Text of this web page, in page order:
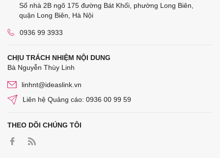
Số nhà 2B ngõ 175 đường Bát Khối, phường Long Biên,
quận Long Biên, Hà Nội
0936 99 3933
CHỊU TRÁCH NHIỆM NỘI DUNG
Bà Nguyễn Thùy Linh
linhnt@ideaslink.vn
Liên hệ Quảng cáo: 0936 00 99 59
THEO DÕI CHÚNG TÔI